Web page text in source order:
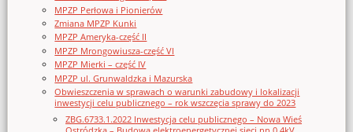
MPZP Perłowa i Pionierów
Zmiana MPZP Kunki
MPZP Ameryka-część II
MPZP Mrongowiusza-część VI
MPZP Mierki – część IV
MPZP ul. Grunwaldzka i Mazurska
Obwieszczenia w sprawach o warunki zabudowy i lokalizacji
inwestycji celu publicznego – rok wszczęcia sprawy do 2023
ZBG.6733.1.2022 Inwestycja celu publicznego – Nowa Wieś